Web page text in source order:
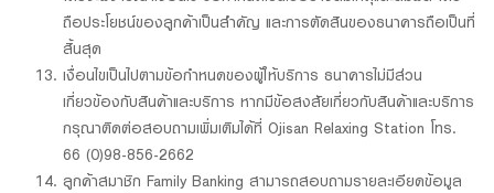
ถือประโยชน์ของลูกค้าเป็นสำคัญ และการตัดสินของธนาคารถือเป็นที่
สิ้นสุด
เงื่อนไขเป็นไปตามข้อกำหนดของผู้ให้บริการ ธนาคารไม่มีส่วน
เกี่ยวข้องกับสินค้าและบริการ หากมีข้อสงสัยเกี่ยวกับสินค้าและบริการ
กรุณาติดต่อสอบถามเพิ่มเติมได้ที่ Ojisan Relaxing Station โทร.
66 (0)98-856-2662
ลูกค้าสมาชิก Family Banking สามารถสอบถามรายละเอียดข้อมูล